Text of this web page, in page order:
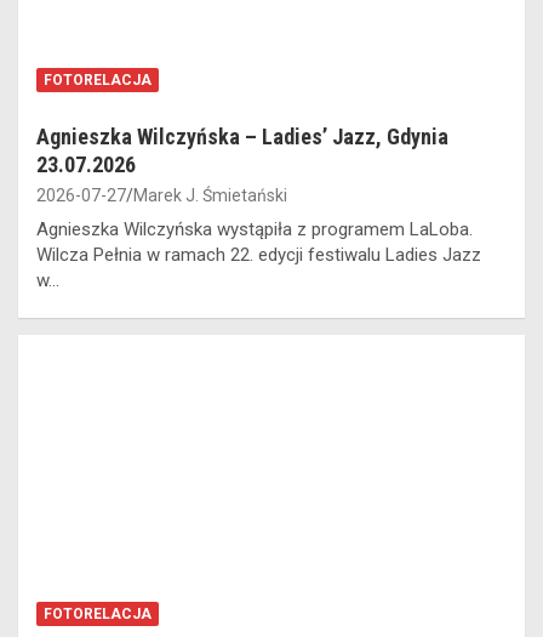
FOTORELACJA
Agnieszka Wilczyńska – Ladies’ Jazz, Gdynia
23.07.2026
2026-07-27 Marek J. Śmietański
Agnieszka Wilczyńska wystąpiła z programem LaLoba.
Wilcza Pełnia w ramach 22. edycji festiwalu Ladies Jazz
w…
FOTORELACJA